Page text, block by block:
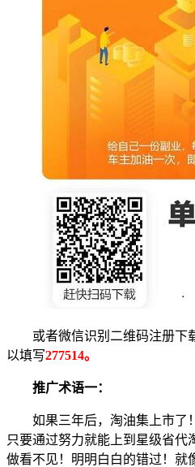
或者微信识别二维码注册下
以填写277514。
推广术语一：
如果三年后，淘油集上市了
只要通过努力就能上到星级省代
做看不见！明明白白的错过！就